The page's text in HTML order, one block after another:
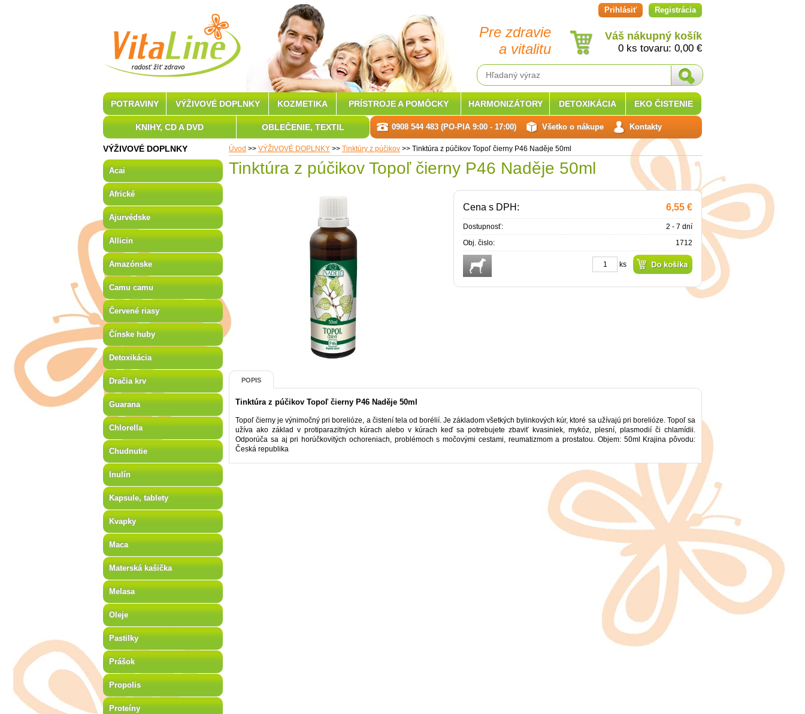
Pre zdravie
a vitalitu
Prihlásiť Registrácia
Váš nákupný košík
0 ks tovaru: 0,00 €
Úvod >> VÝŽIVOVÉ DOPLNKY >> Tinktúry z púčikov >> Tinktúra z púčikov Topoľ čierny P46 Naděje 50ml
Tinktúra z púčikov Topoľ čierny P46 Naděje 50ml
Cena s DPH: 6,55 €
Dostupnosť:
2 - 7 dní
Obj. čislo:
1712
ks
POPIS
Tinktúra z púčikov Topoľ čierny P46 Naděje 50ml
Topoľ čierny je výnimočný pri borelióze, a čistení tela od borélií. Je základom všetkých bylinkových kúr, ktoré sa užívajú pri borelióze. Topoľ sa
užíva ako základ v protiparazitných kúrach alebo v kúrach keď sa potrebujete zbaviť kvasiniek, mykóz, plesní, plasmodií či chlamídii.
Odporúča sa aj pri horúčkovitých ochoreniach, problémoch s močovými cestami, reumatizmom a prostatou. Objem: 50ml Krajina pôvodu:
Česká republika
VÝŽIVOVÉ DOPLNKY
Acai
Africké
Ajurvédske
Allicin
Amazónske
Camu camu
Červené riasy
Čínske huby
Detoxikácia
Dračia krv
Guarana
Chlorella
Chudnutie
Inulín
Kapsule, tablety
Kvapky
Maca
Materská kašička
Melasa
Oleje
Pastilky
Prášok
Propolis
Proteíny
POTRAVINY VÝŽIVOVÉ DOPLNKY KOZMETIKA PRÍSTROJE A POMÔCKY HARMONIZÁTORY DETOXIKÁCIA EKO ČISTENIE
KNIHY, CD A DVD OBLEČENIE, TEXTIL 0908 544 483 (PO-PIA 9:00 - 17:00) Všetko o nákupe Kontakty